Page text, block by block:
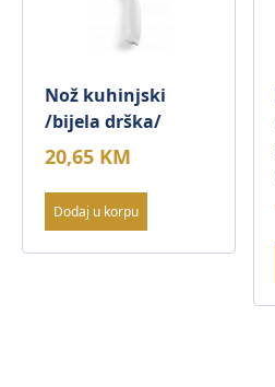
Nož kuhinjski
/bijela drška/
20,65 KM
Dodaj u korpu